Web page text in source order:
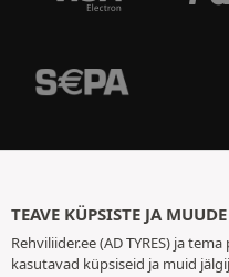
TEAVE KÜPSISTE JA
Rehviliider.ee (AD TYRES) ja
kasutavad küpsiseid ja muid